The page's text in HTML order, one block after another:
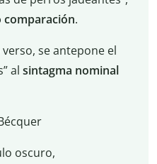
.
se antepone el
al sintagma nominal
oscuro,